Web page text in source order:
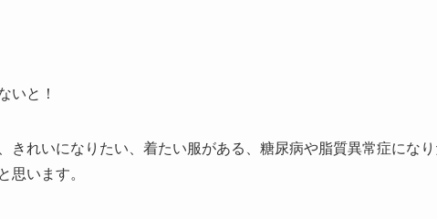
いと！
きれいになりたい、着たい服がある、糖尿病や脂質異常症にな
思います。